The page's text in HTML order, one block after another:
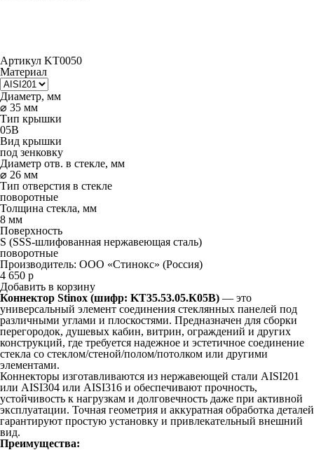
Артикул KT0050
Материал
Диаметр, мм
⌀ 35 мм
Тип крышки
05B
Вид крышки
под зенковку
Диаметр отв. в стекле, мм
⌀ 26 мм
Тип отверстия в стекле
поворотные
Толщина стекла, мм
8 мм
Поверхность
S (SSS-шлифованная нержавеющая сталь)
поворотные
Производитель: ООО «Стинокс» (Россия)
4 650 р
Добавить в корзину
Коннектор Stinox (шифр: KT35.53.05.К05B) — это
универсальный элемент соединения стеклянных панелей под
различными углами и плоскостями. Предназначен для сборки
перегородок, душевых кабин, витрин, ограждений и других
конструкций, где требуется надежное и эстетичное соединение
стекла со стеклом/стеной/полом/потолком или другими
элементами.
Коннекторы изготавливаются из нержавеющей стали AISI201
или AISI304 или AISI316 и обеспечивают прочность,
устойчивость к нагрузкам и долговечность даже при активной
эксплуатации. Точная геометрия и аккуратная обработка деталей
гарантируют простую установку и привлекательный внешний
вид.
Преимущества: